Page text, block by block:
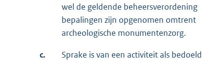
wel de geldende beheersverordening
bepalingen zijn opgenomen omtrent
archeologische monumentenzorg.
c.
Sprake is van een activiteit als bedoeld